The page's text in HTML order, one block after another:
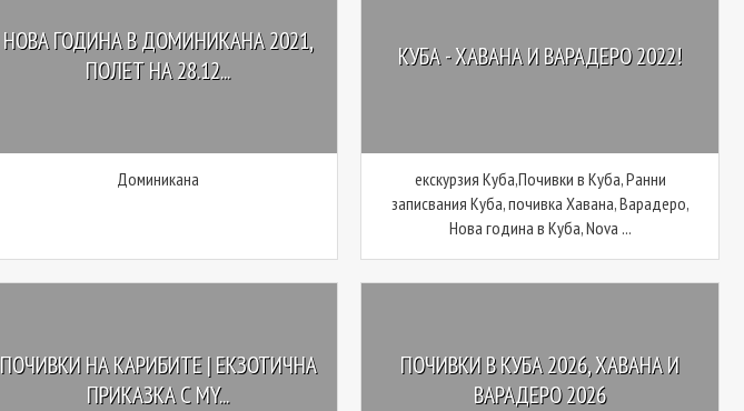
НОВА ГОДИНА В ДОМИНИКАНА 2021,
ПОЛЕТ НА 28.12...
Доминикана
КУБА - ХАВАНА И ВАРАДЕРО 2022!
екскурзия Куба,Почивки в Куба, Ранни
записвания Куба, почивка Хавана, Варадеро,
Нова година в Куба, Nova ...
ПОЧИВКИ НА КАРИБИТЕ | ЕКЗОТИЧНА
ПРИКАЗКА С MY...
ПОЧИВКИ В КУБА 2026, ХАВАНА И
ВАРАДЕРО 2026